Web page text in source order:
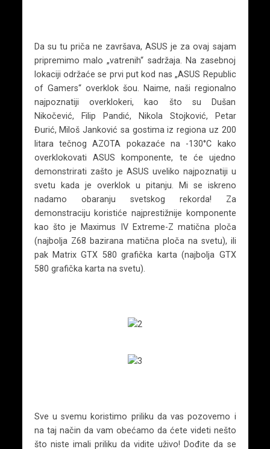
Da su tu priča ne završava, ASUS je za ovaj sajam
pripremimo malo „vatrenih“ sadržaja. Na zasebnoj
lokaciji održaće se prvi put kod nas „ASUS Republic
of Gamers“ overklok šou. Naime, naši regionalno
najpoznatiji overklokeri, kao što su Dušan
Nikočević, Filip Pandić, Nikola Stojković, Petar
Đurić, Miloš Janković sa gostima iz regiona uz 200
litara tečnog AZOTA pokazaće na -130°C kako
overklokovati ASUS komponente, te će ujedno
demonstrirati zašto je ASUS uveliko najpoznatiji u
svetu kada je overklok u pitanju. Mi se iskreno
nadamo obaranju svetskog rekorda! Za
demonstraciju koristiće najprestižnije komponente
kao što je Maximus IV Extreme-Z matična ploča
(najbolja Z68 bazirana matična ploča na svetu), ili
pak Matrix GTX 580 grafička karta (najbolja GTX
580 grafička karta na svetu).
Sve u svemu koristimo priliku da vas pozovemo i
na taj način da vam obećamo da ćete videti nešto
što niste imali priliku da vidite uživo! Dođite da se